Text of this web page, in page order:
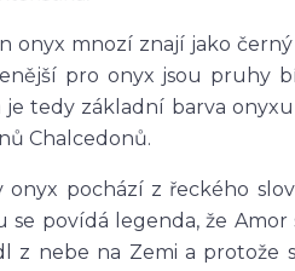
onyx mnozí znají jako
pro onyx jsou pruhy
je tedy základní barva
Chalcedonů.
onyx pochází z řeckého
se povídá legenda, že
z nebe na Zemi a protože